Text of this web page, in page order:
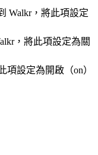
Walkr，將此項設定
，將此項設定為關
項設定為開啟（on）